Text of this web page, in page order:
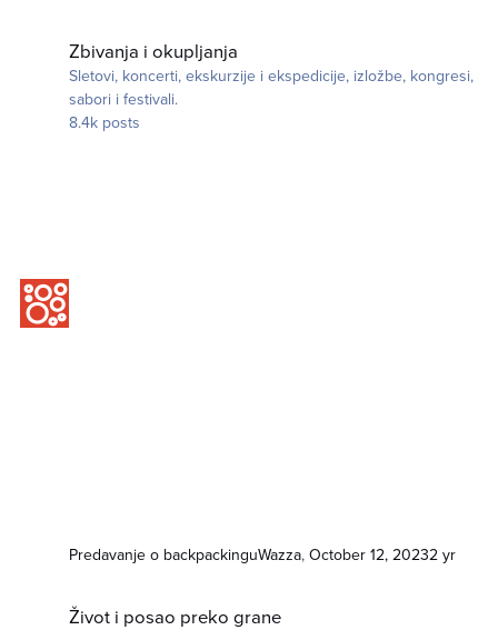
Zbivanja i okupljanja
Sletovi, koncerti, ekskurzije i ekspedicije, izložbe, kongresi,
sabori i festivali.
8.4k posts
Predavanje o backpackinguWazza,October 12, 20232 yr
Život i posao preko grane